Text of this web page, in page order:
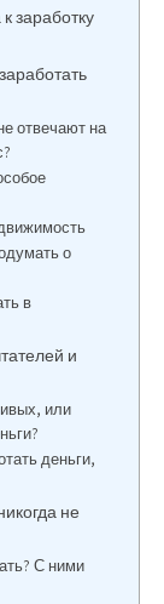
заработку
отвечают на
о
в
и
или
деньги,
не
С ними